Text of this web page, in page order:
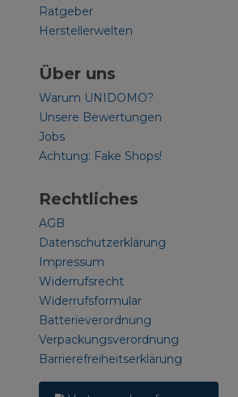
Ratgeber
Herstellerwelten
Über uns
Warum UNIDOMO?
Unsere Bewertungen
Jobs
Achtung: Fake Shops!
Rechtliches
AGB
Datenschutzerklärung
Impressum
Widerrufsrecht
Widerrufsformular
Batterieverordnung
Verpackungsverordnung
Barrierefreiheitserklärung